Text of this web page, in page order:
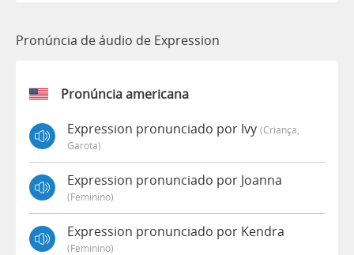
Pronúncia de áudio de Expression
Pronúncia americana
Expression pronunciado por Ivy (criança,
Garota)
Expression pronunciado por Joanna
(feminino)
Expression pronunciado por Kendra
(feminino)